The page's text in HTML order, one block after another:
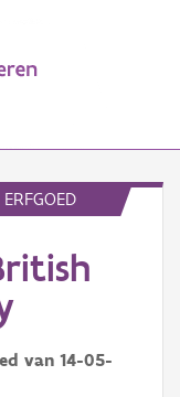
van 14-05-